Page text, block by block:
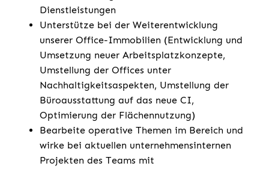
Dienstleistungen
Unterstütze bei der Weiterentwicklung
unserer Office-Immobilien (Entwicklung und
Umsetzung neuer Arbeitsplatzkonzepte,
Umstellung der Offices unter
Nachhaltigkeitsaspekten, Umstellung der
Büroausstattung auf das neue CI,
Optimierung der Flächennutzung)
Bearbeite operative Themen im Bereich und
wirke bei aktuellen unternehmensinternen
Projekten des Teams mit